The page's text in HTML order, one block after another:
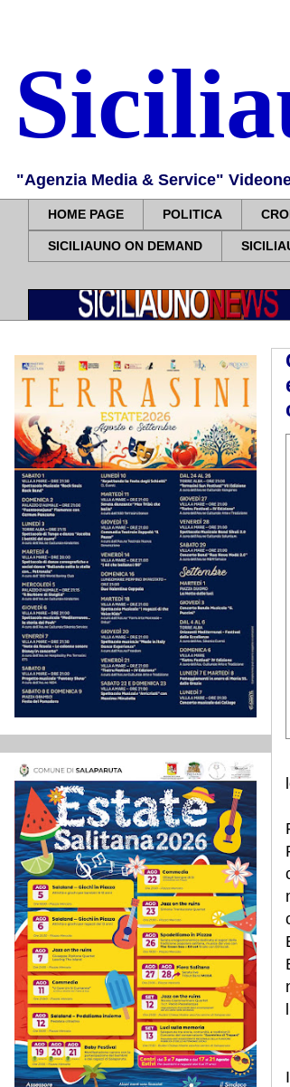
"Agenzia Media & Service"
HOME PAGE POLITICA
SICILIAUNO ON DEMAND